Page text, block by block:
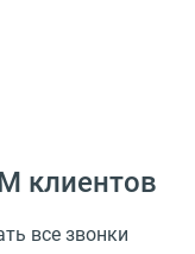
клиентов
все звонки